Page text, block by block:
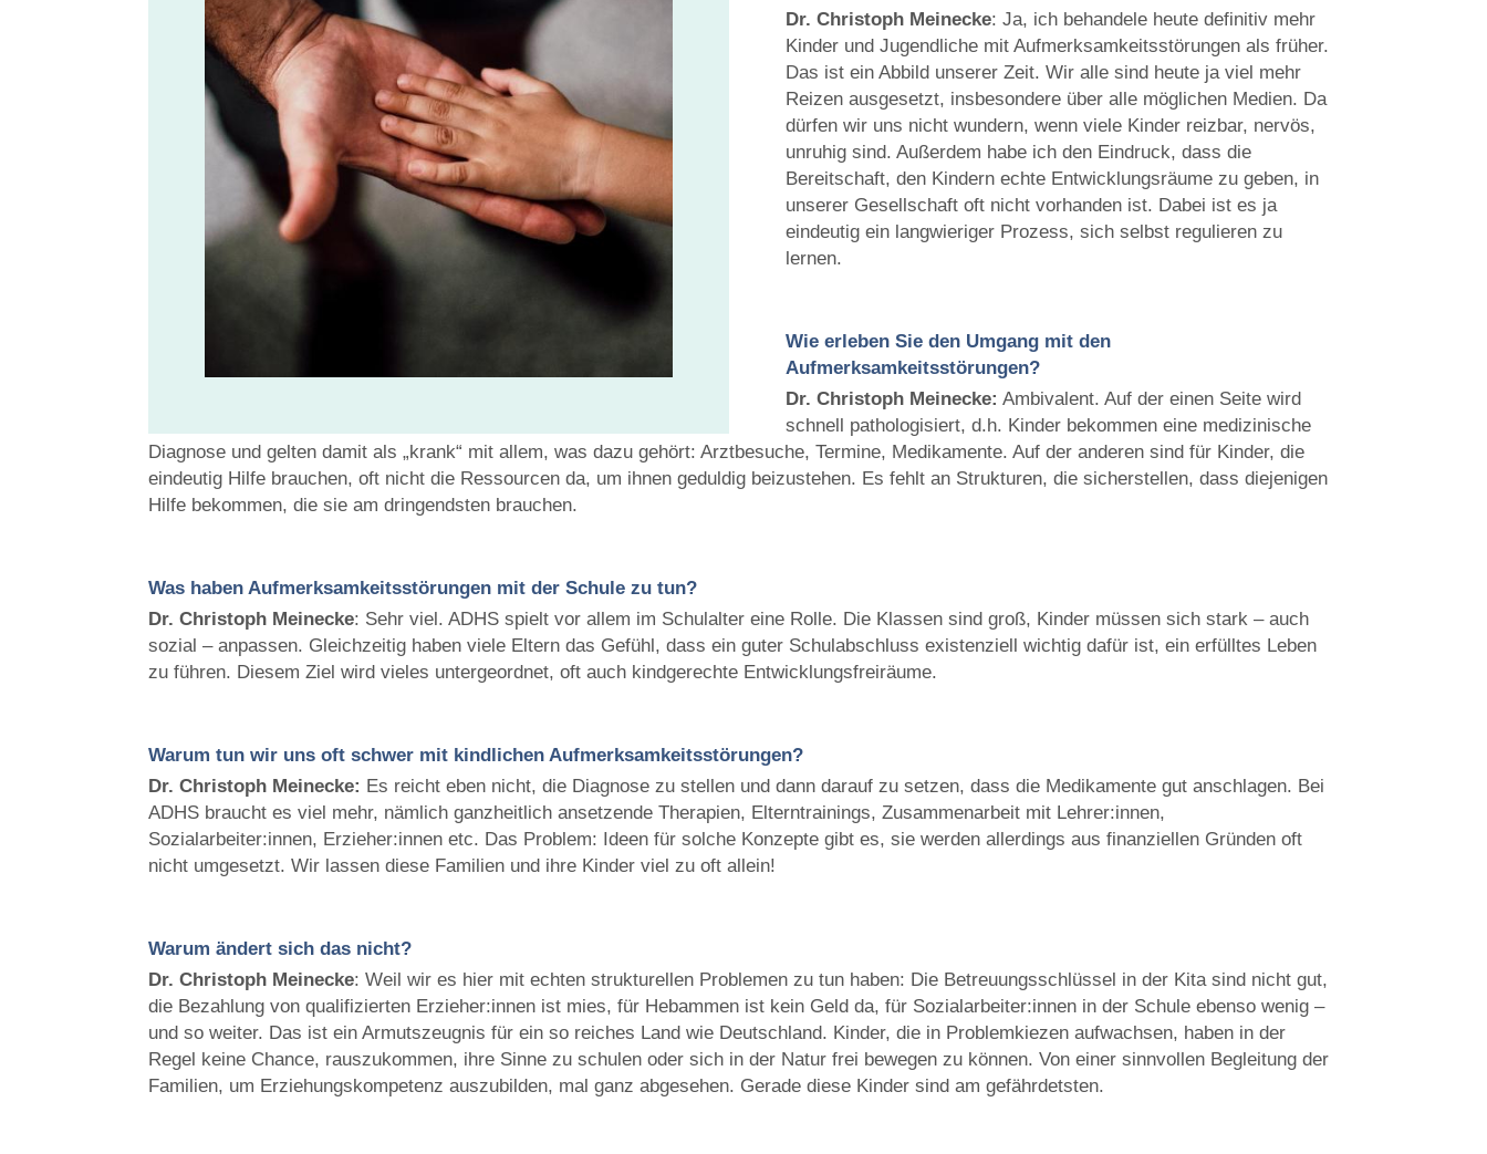
Dr. Christoph Meinecke: Ja, ich behandele heute definitiv mehr
Kinder und Jugendliche mit Aufmerksamkeitsstörungen als früher.
Das ist ein Abbild unserer Zeit. Wir alle sind heute ja viel mehr
Reizen ausgesetzt, insbesondere über alle möglichen Medien. Da
dürfen wir uns nicht wundern, wenn viele Kinder reizbar, nervös,
unruhig sind. Außerdem habe ich den Eindruck, dass die
Bereitschaft, den Kindern echte Entwicklungsräume zu geben, in
unserer Gesellschaft oft nicht vorhanden ist. Dabei ist es ja
eindeutig ein langwieriger Prozess, sich selbst regulieren zu
lernen.
Wie erleben Sie den Umgang mit den
Aufmerksamkeitsstörungen?
Dr. Christoph Meinecke: Ambivalent. Auf der einen Seite wird
schnell pathologisiert, d.h. Kinder bekommen eine medizinische
Diagnose und gelten damit als „krank“ mit allem, was dazu gehört: Arztbesuche, Termine, Medikamente. Auf der anderen sind für Kinder, die
eindeutig Hilfe brauchen, oft nicht die Ressourcen da, um ihnen geduldig beizustehen. Es fehlt an Strukturen, die sicherstellen, dass diejenigen
Hilfe bekommen, die sie am dringendsten brauchen.
Was haben Aufmerksamkeitsstörungen mit der Schule zu tun?
Dr. Christoph Meinecke: Sehr viel. ADHS spielt vor allem im Schulalter eine Rolle. Die Klassen sind groß, Kinder müssen sich stark – auch
sozial – anpassen. Gleichzeitig haben viele Eltern das Gefühl, dass ein guter Schulabschluss existenziell wichtig dafür ist, ein erfülltes Leben
zu führen. Diesem Ziel wird vieles untergeordnet, oft auch kindgerechte Entwicklungsfreiräume.
Warum tun wir uns oft schwer mit kindlichen Aufmerksamkeitsstörungen?
Dr. Christoph Meinecke: Es reicht eben nicht, die Diagnose zu stellen und dann darauf zu setzen, dass die Medikamente gut anschlagen. Bei
ADHS braucht es viel mehr, nämlich ganzheitlich ansetzende Therapien, Elterntrainings, Zusammenarbeit mit Lehrer:innen,
Sozialarbeiter:innen, Erzieher:innen etc. Das Problem: Ideen für solche Konzepte gibt es, sie werden allerdings aus finanziellen Gründen oft
nicht umgesetzt. Wir lassen diese Familien und ihre Kinder viel zu oft allein!
Warum ändert sich das nicht?
Dr. Christoph Meinecke: Weil wir es hier mit echten strukturellen Problemen zu tun haben: Die Betreuungsschlüssel in der Kita sind nicht gut,
die Bezahlung von qualifizierten Erzieher:innen ist mies, für Hebammen ist kein Geld da, für Sozialarbeiter:innen in der Schule ebenso wenig –
und so weiter. Das ist ein Armutszeugnis für ein so reiches Land wie Deutschland. Kinder, die in Problemkiezen aufwachsen, haben in der
Regel keine Chance, rauszukommen, ihre Sinne zu schulen oder sich in der Natur frei bewegen zu können. Von einer sinnvollen Begleitung der
Familien, um Erziehungskompetenz auszubilden, mal ganz abgesehen. Gerade diese Kinder sind am gefährdetsten.